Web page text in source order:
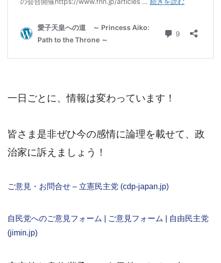
一日ごとに、情報は変わっています！
皆さま是非ぜひ今の感情に論理を載せて、政
治家に訴えましょう！
ご意見・お問合せ – 立憲民主党 (cdp-japan.jp)
自民党へのご意見フォーム | ご意見フォーム | 自由民主党
(jimin.jp)